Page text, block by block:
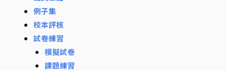
例子集
校本評核
試卷練習
模擬試卷
課題練習